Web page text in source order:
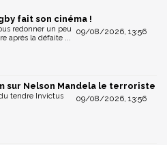
fait son cinéma !
09/08/2026, 13:56
redonner un peu
après la défaite ...
sur Nelson Mandela le terroriste
09/08/2026, 13:56
tendre Invictus